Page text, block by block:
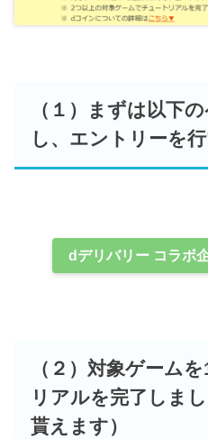
（１）まずは以下
し、エントリーを行
dデリバリー コラボ
（２）対象ゲーム
リアルを完了しま
貰えます）